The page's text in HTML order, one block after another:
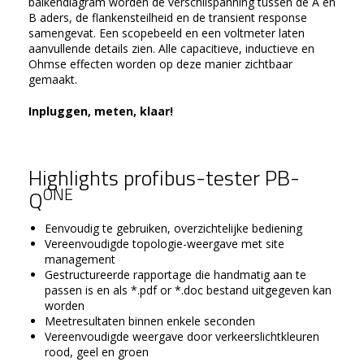
B aders, de flankensteilheid en de transient response
samengevat. Een scopebeeld en een voltmeter laten
aanvullende details zien. Alle capacitieve, inductieve en
Ohmse effecten worden op deze manier zichtbaar
gemaakt.
Inpluggen, meten, klaar!
Highlights profibus-tester PB-
QONE
Eenvoudig te gebruiken, overzichtelijke bediening
Vereenvoudigde topologie-weergave met site
management
Gestructureerde rapportage die handmatig aan te
passen is en als *.pdf or *.doc bestand uitgegeven kan
worden
Meetresultaten binnen enkele seconden
Vereenvoudigde weergave door verkeerslichtkleuren
rood, geel en groen